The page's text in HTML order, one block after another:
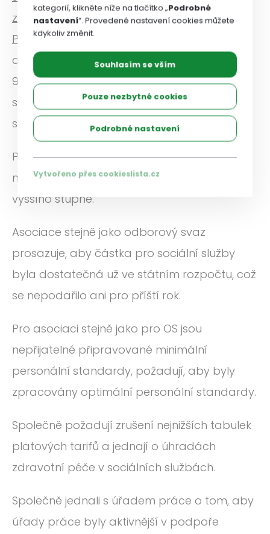
zaměstnavatelských svazů Ing. Jiří Horecký,
Ph.D., MBA,poděkoval odborovému svazu za
dobrou spolupráci a zdůraznil, že v řádově
90 procentech panuje mezi odborovým
svazem a Asociací poskytovatelů sociálních
služeb ČR shoda.
Podepsali společné memorandum, které by
mělo vyústit v podepsání kolektivní smlouvy
vyššího stupně.
Asociace stejně jako odborový svaz
prosazuje, aby částka pro sociální služby
byla dostatečná už ve státním rozpočtu, což
se nepodařilo ani pro příští rok.
Pro asociaci stejně jako pro OS jsou
nepřijatelné připravované minimální
personální standardy, požadují, aby byly
zpracovány optimální personální standardy.
Společně požadují zrušení nejnižších tabulek
platových tarifů a jednají o úhradách
zdravotní péče v sociálních službách.
Společně jednali s úřadem práce o tom, aby
úřady práce byly aktivnější v podpoře
kategorií, klikněte níže na tlačítko „Podrobné
nastavení“. Provedené nastavení cookies můžete
kdykoliv změnit.
Souhlasím se vším
Pouze nezbytné cookies
Podrobné nastavení
Vytvořeno přes cookieslista.cz